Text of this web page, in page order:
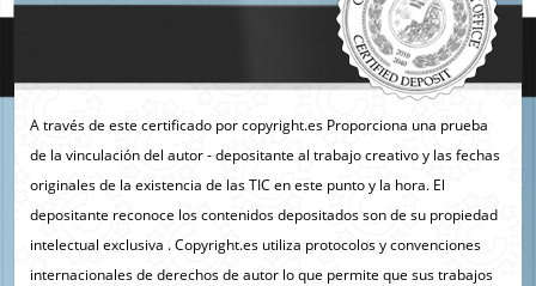
A través de este certificado por copyright.es Proporciona una prueba
de la vinculación del autor - depositante al trabajo creativo y las fechas
originales de la existencia de las TIC en este punto y la hora. El
depositante reconoce los contenidos depositados son de su propiedad
intelectual exclusiva . Copyright.es utiliza protocolos y convenciones
internacionales de derechos de autor lo que permite que sus trabajos